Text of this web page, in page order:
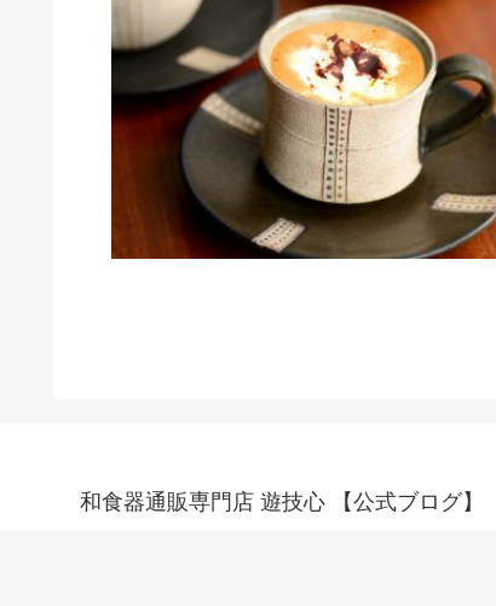
和食器通販専門店 遊技心 【公式ブログ】